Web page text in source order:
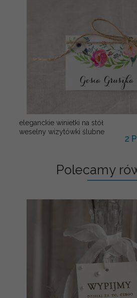
eleganckie winietki na stół
weselny wizytówki ślubne
2
Polecamy